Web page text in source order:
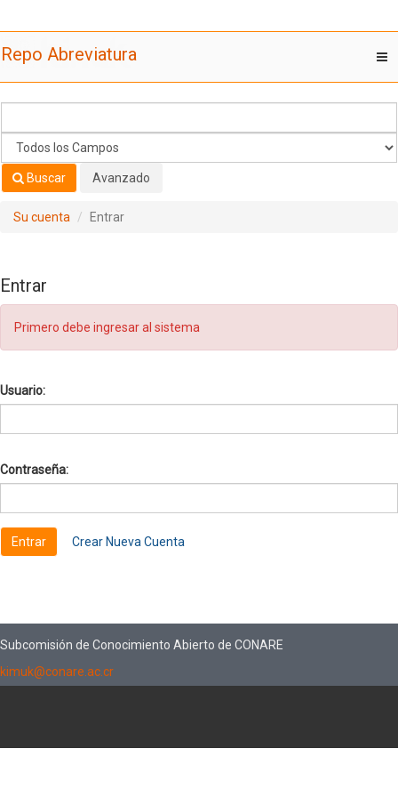
Repo Abreviatura
Buscar Avanzado
Su cuenta Entrar
Entrar
Primero debe ingresar al sistema
Usuario:
Contraseña:
Crear Nueva Cuenta
Subcomisión de Conocimiento Abierto de CONARE
kimuk@conare.ac.cr